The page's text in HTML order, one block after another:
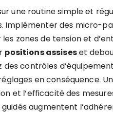
une routine simple et
Implémenter des micro-
zones de tension et
positions assiseset
des contrôles
en conséquence.
et l’efficacité des
augmentent